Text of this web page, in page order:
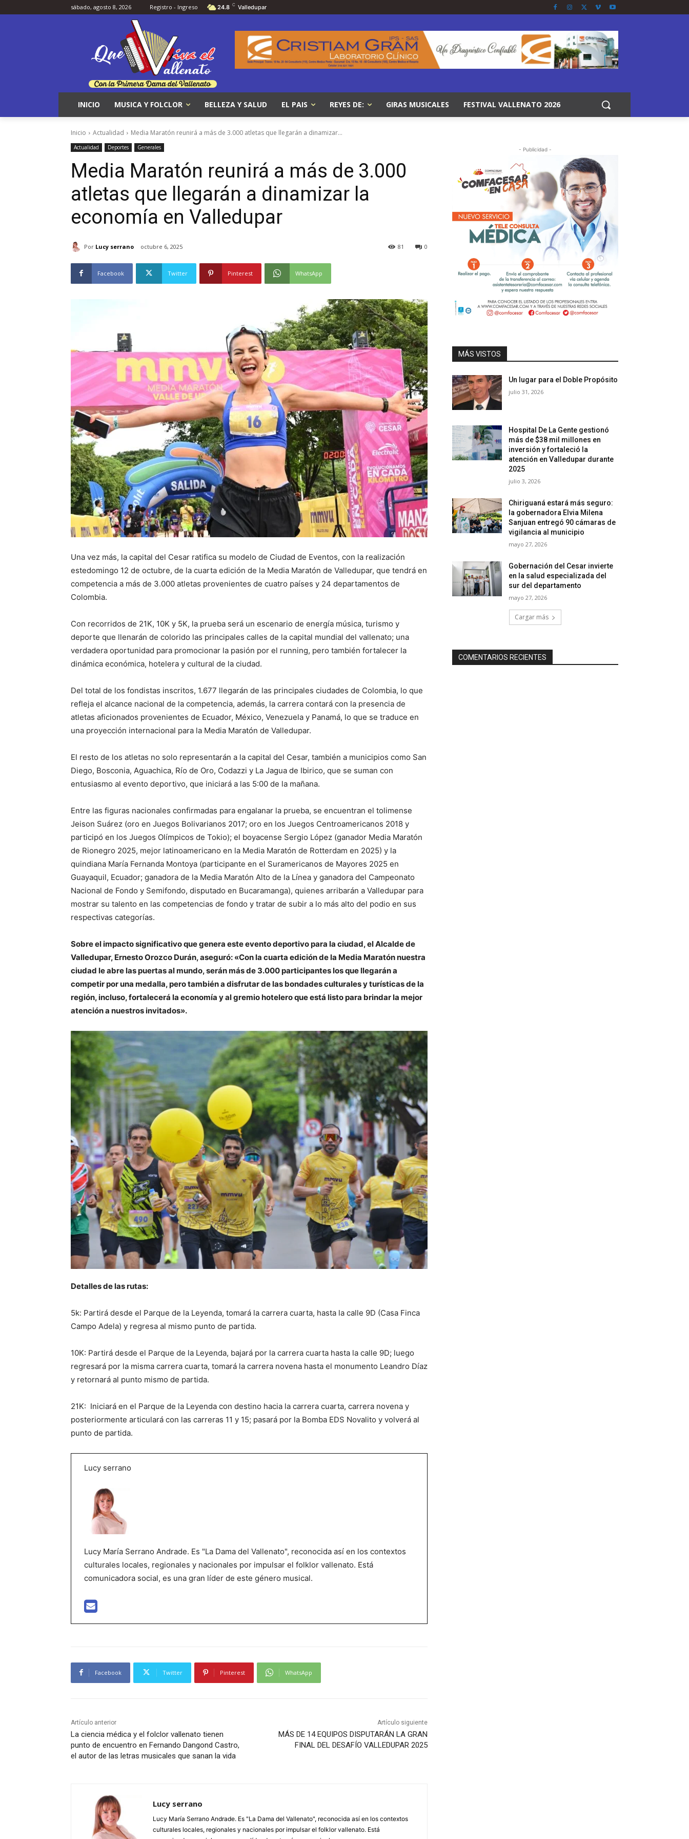
sábado, agosto 8, 2026 Registro - Ingreso 24.8 C Valledupar
INICIO MUSICA Y FOLCLOR BELLEZA Y SALUD EL PAIS REYES DE: GIRAS MUSICALES FESTIVAL VALLENATO 2026
Inicio Actualidad Media Maratón reunirá a más de 3.000 atletas que llegarán a dinamizar...
Actualidad Deportes Generales
Media Maratón reunirá a más de 3.000
atletas que llegarán a dinamizar la
economía en Valledupar
Por Lucy serrano octubre 6, 2025 0
81
Facebook Twitter Pinterest WhatsApp
Una vez más, la capital del Cesar ratifica su modelo de Ciudad de Eventos, con la realización
estedomingo 12 de octubre, de la cuarta edición de la Media Maratón de Valledupar, que tendrá en
competencia a más de 3.000 atletas provenientes de cuatro países y 24 departamentos de
Colombia.
Con recorridos de 21K, 10K y 5K, la prueba será un escenario de energía música, turismo y
deporte que llenarán de colorido las principales calles de la capital mundial del vallenato; una
verdadera oportunidad para promocionar la pasión por el running, pero también fortalecer la
dinámica económica, hotelera y cultural de la ciudad.
Del total de los fondistas inscritos, 1.677 llegarán de las principales ciudades de Colombia, lo que
refleja el alcance nacional de la competencia, además, la carrera contará con la presencia de
atletas aficionados provenientes de Ecuador, México, Venezuela y Panamá, lo que se traduce en
una proyección internacional para la Media Maratón de Valledupar.
El resto de los atletas no solo representarán a la capital del Cesar, también a municipios como San
Diego, Bosconia, Aguachica, Río de Oro, Codazzi y La Jagua de Ibirico, que se suman con
entusiasmo al evento deportivo, que iniciará a las 5:00 de la mañana.
Entre las figuras nacionales confirmadas para engalanar la prueba, se encuentran el tolimense
Jeison Suárez (oro en Juegos Bolivarianos 2017; oro en los Juegos Centroamericanos 2018 y
participó en los Juegos Olímpicos de Tokio); el boyacense Sergio López (ganador Media Maratón
de Rionegro 2025, mejor latinoamericano en la Media Maratón de Rotterdam en 2025) y la
quindiana María Fernanda Montoya (participante en el Suramericanos de Mayores 2025 en
Guayaquil, Ecuador; ganadora de la Media Maratón Alto de la Línea y ganadora del Campeonato
Nacional de Fondo y Semifondo, disputado en Bucaramanga), quienes arribarán a Valledupar para
mostrar su talento en las competencias de fondo y tratar de subir a lo más alto del podio en sus
respectivas categorías.
Sobre el impacto significativo que genera este evento deportivo para la ciudad, el Alcalde de
Valledupar, Ernesto Orozco Durán, aseguró: «Con la cuarta edición de la Media Maratón nuestra
ciudad le abre las puertas al mundo, serán más de 3.000 participantes los que llegarán a
competir por una medalla, pero también a disfrutar de las bondades culturales y turísticas de la
región, incluso, fortalecerá la economía y al gremio hotelero que está listo para brindar la mejor
atención a nuestros invitados».
Detalles de las rutas:
5k: Partirá desde el Parque de la Leyenda, tomará la carrera cuarta, hasta la calle 9D (Casa Finca
Campo Adela) y regresa al mismo punto de partida.
10K: Partirá desde el Parque de la Leyenda, bajará por la carrera cuarta hasta la calle 9D; luego
regresará por la misma carrera cuarta, tomará la carrera novena hasta el monumento Leandro Díaz
y retornará al punto mismo de partida.
21K: Iniciará en el Parque de la Leyenda con destino hacia la carrera cuarta, carrera novena y
posteriormente articulará con las carreras 11 y 15; pasará por la Bomba EDS Novalito y volverá al
punto de partida.
Lucy serrano
Lucy María Serrano Andrade. Es "La Dama del Vallenato", reconocida así en los contextos
culturales locales, regionales y nacionales por impulsar el folklor vallenato. Está
comunicadora social, es una gran líder de este género musical.
Facebook Twitter Pinterest WhatsApp
Artículo anterior
La ciencia médica y el folclor vallenato tienen
punto de encuentro en Fernando Dangond Castro,
el autor de las letras musicales que sanan la vida
Artículo siguiente
MÁS DE 14 EQUIPOS DISPUTARÁN LA GRAN
FINAL DEL DESAFÍO VALLEDUPAR 2025
Lucy serrano
Lucy María Serrano Andrade. Es "La Dama del Vallenato", reconocida así en los contextos
culturales locales, regionales y nacionales por impulsar el folklor vallenato. Está
- Publicidad -
MÁS VISTOS
Un lugar para el Doble Propósito
julio 31, 2026
Hospital De La Gente gestionó
más de $38 mil millones en
inversión y fortaleció la
atención en Valledupar durante
2025
julio 3, 2026
Chiriguaná estará más seguro:
la gobernadora Elvia Milena
Sanjuan entregó 90 cámaras de
vigilancia al municipio
mayo 27, 2026
Gobernación del Cesar invierte
en la salud especializada del
sur del departamento
mayo 27, 2026
Cargar más
COMENTARIOS RECIENTES